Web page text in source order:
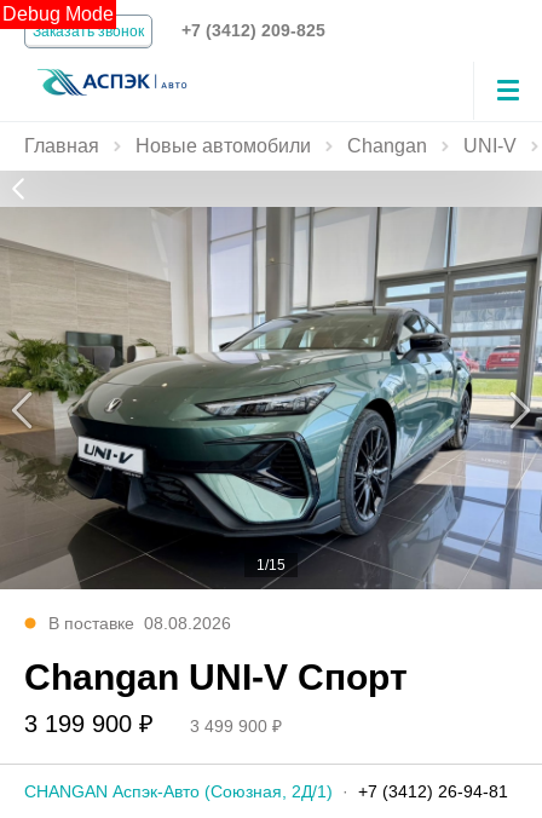
Debug Mode
Заказать звонок +7 (3412) 209-825
Главная Новые автомобили Changan UNI‑V
1/15
В поставке 08.08.2026
Changan UNI‑V Спорт
3 199 900 ₽ 3 499 900 ₽
CHANGAN Аспэк-Авто (Союзная, 2Д/1) · +7 (3412) 26-94-81